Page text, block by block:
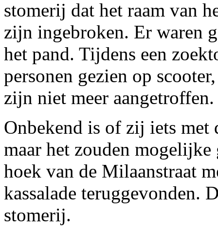
stomerij dat het raam van
zijn ingebroken. Er waren
het pand. Tijdens een
personen gezien op
zijn niet meer aangetroffen.
Onbekend is of zij iets met
maar het zouden
hoek van de Milaanstraat
kassalade teruggevonden.
stomerij.